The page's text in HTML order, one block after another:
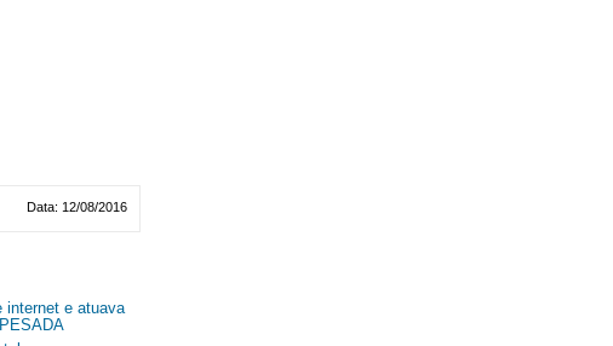
Data: 12/08/2016
internet e atuava